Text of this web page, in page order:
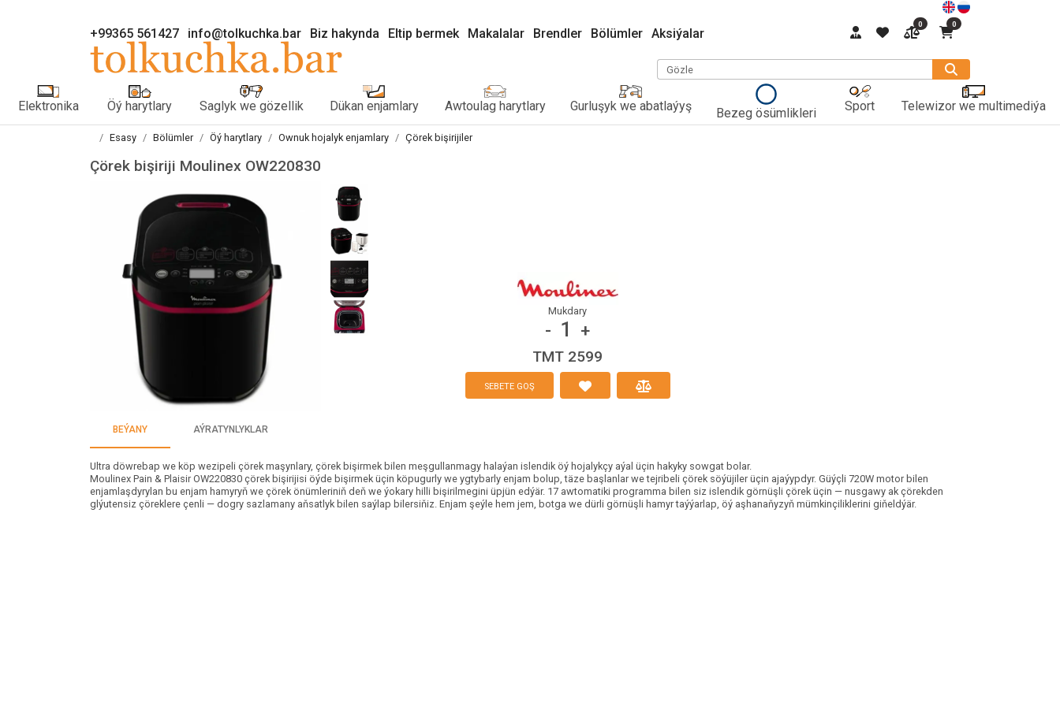
+99365 561427 info@tolkuchka.bar Biz hakynda Eltip bermek Makalalar Brendler Bölümler Aksiýalar
0 0
Gözle
Elektronika Öý harytlary Saglyk we gözellik Dükan enjamlary Awtoulag harytlary Gurluşyk we abatlaýyş Bezeg ösümlikleri Sport Telewizor we multimediýa
Esasy Bölümler Öý harytlary Ownuk hojalyk enjamlary Çörek bişirijiler
Çörek bişiriji Moulinex OW220830
Mukdary
- 1 +
TMT 2599
SEBETE GOŞ
BEÝANY AÝRATYNLYKLAR
Ultra döwrebap we köp wezipeli çörek maşynlary, çörek bişirmek bilen meşgullanmagy halaýan islendik öý hojalykçy aýal üçin hakyky sowgat bolar.
Moulinex Pain & Plaisir OW220830 çörek bişirijisi öýde bişirmek üçin köpugurly we ygtybarly enjam bolup, täze başlanlar we tejribeli çörek söýüjiler üçin ajaýypdyr. Güýçli 720W motor bilen
enjamlaşdyrylan bu enjam hamyryň we çörek önümleriniň deň we ýokary hilli bişirilmegini üpjün edýär. 17 awtomatiki programma bilen siz islendik görnüşli çörek üçin — nusgawy ak çörekden
glýutensiz çöreklere çenli — dogry sazlamany aňsatlyk bilen saýlap bilersiňiz. Enjam şeýle hem jem, botga we dürli görnüşli hamyr taýýarlap, öý aşhanaňyzyň mümkinçiliklerini giňeldýär.